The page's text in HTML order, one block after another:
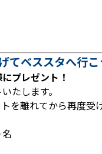
ベススタへ行こ
プレゼント！
たします。
を離れてから再度